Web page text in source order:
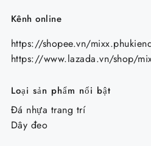
Kênh online
https://shopee.vn/
https://www.lazada.vn/shop/
Loại sản phẩm nổi bật
Đá nhựa trang trí
Dây đeo